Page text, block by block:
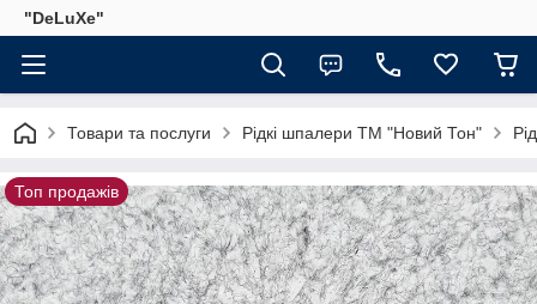
"DeLuХe"
Товари та послуги Рідкі шпалери ТМ "Новий Тон"
Топ продажів